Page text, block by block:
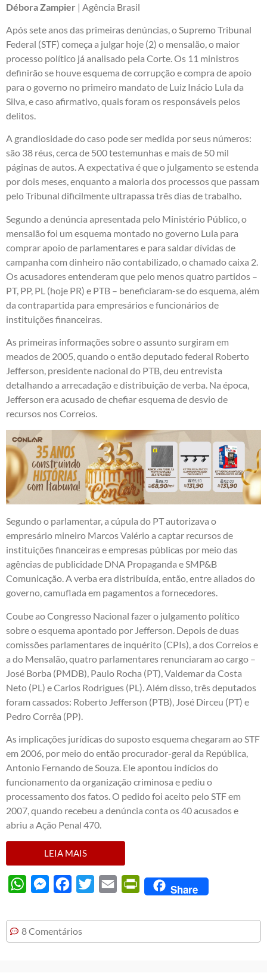
Débora Zampier | Agência Brasil
Após sete anos das primeiras denúncias, o Supremo Tribunal
Federal (STF) começa a julgar hoje (2) o mensalão, o maior
processo político já analisado pela Corte. Os 11 ministros
definirão se houve esquema de corrupção e compra de apoio
para o governo no primeiro mandato de Luiz Inácio Lula da
Silva, e caso afirmativo, quais foram os responsáveis pelos
delitos.
A grandiosidade do caso pode ser medida por seus números:
são 38 réus, cerca de 500 testemunhas e mais de 50 mil
páginas de autos. A expectativa é que o julgamento se estenda
por dois meses, enquanto a maioria dos processos que passam
pelo Tribunal dificilmente ultrapassa três dias de trabalho.
Segundo a denúncia apresentada pelo Ministério Público, o
mensalão foi um esquema montado no governo Lula para
comprar apoio de parlamentares e para saldar dívidas de
campanha com dinheiro não contabilizado, o chamado caixa 2.
Os acusadores entenderam que pelo menos quatro partidos –
PT, PP, PL (hoje PR) e PTB – beneficiaram-se do esquema, além
da contrapartida para empresários e funcionários de
instituições financeiras.
As primeiras informações sobre o assunto surgiram em
meados de 2005, quando o então deputado federal Roberto
Jefferson, presidente nacional do PTB, deu entrevista
detalhando a arrecadação e distribuição de verba. Na época,
Jefferson era acusado de chefiar esquema de desvio de
recursos nos Correios.
Segundo o parlamentar, a cúpula do PT autorizava o
empresário mineiro Marcos Valério a captar recursos de
instituições financeiras e empresas públicas por meio das
agências de publicidade DNA Propaganda e SMP&B
Comunicação. A verba era distribuída, então, entre aliados do
governo, camuflada em pagamentos a fornecedores.
Coube ao Congresso Nacional fazer o julgamento político
sobre o esquema apontado por Jefferson. Depois de duas
comissões parlamentares de inquérito (CPIs), a dos Correios e
a do Mensalão, quatro parlamentares renunciaram ao cargo –
José Borba (PMDB), Paulo Rocha (PT), Valdemar da Costa
Neto (PL) e Carlos Rodrigues (PL). Além disso, três deputados
foram cassados: Roberto Jefferson (PTB), José Dirceu (PT) e
Pedro Corrêa (PP).
As implicações jurídicas do suposto esquema chegaram ao STF
em 2006, por meio do então procurador-geral da República,
Antonio Fernando de Souza. Ele apontou indícios do
funcionamento da organização criminosa e pediu o
processamento dos fatos. O pedido foi aceito pelo STF em
2007, quando recebeu a denúncia conta os 40 acusados e
abriu a Ação Penal 470.
LEIA MAIS
WhatsAppMessengerFacebook
Twitter Email PrintFriendly
Share
8 Comentários